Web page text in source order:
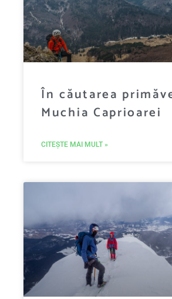
În căutarea
Muchia Caprioarei
CITEȘTE MAI MULT »